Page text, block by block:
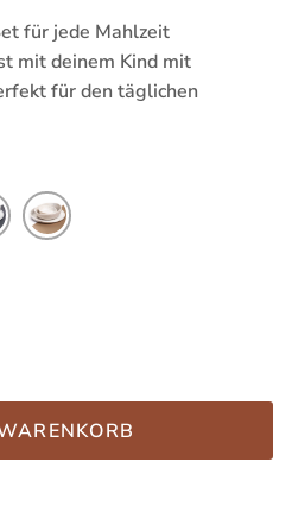
für jede Mahlzeit
mit deinem Kind mit
für den täglichen